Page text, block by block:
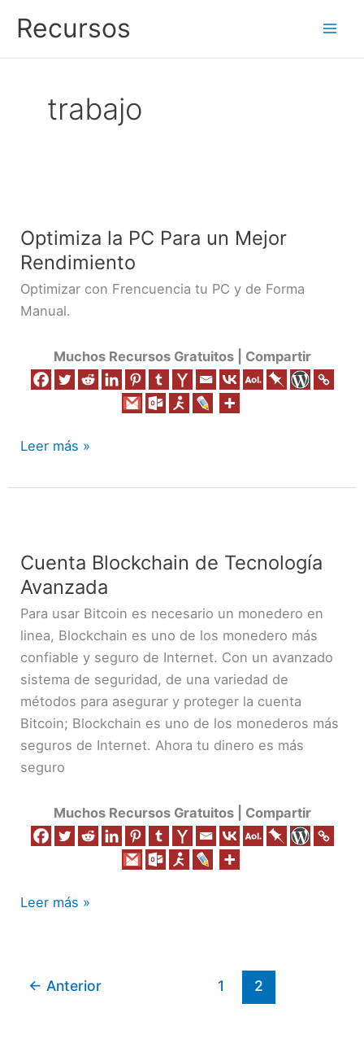
contenido
Recursos
trabajo
Optimiza la PC Para un Mejor
Rendimiento
Optimizar con Frencuencia tu PC y de Forma
Manual.
Muchos Recursos Gratuitos | Compartir
PC
Para
un
Mejor
Leer más »
Cuenta Blockchain de Tecnología
Avanzada
Para usar Bitcoin es necesario un monedero en
linea, Blockchain es uno de los monedero más
confiable y seguro de Internet. Con un avanzado
sistema de seguridad, de una variedad de
métodos para asegurar y proteger la cuenta
Bitcoin; Blockchain es uno de los monederos más
seguros de Internet. Ahora tu dinero es más
seguro
Muchos Recursos Gratuitos | Compartir
de
Tecnología
Avanzada
Leer más »
← Anterior 1 2